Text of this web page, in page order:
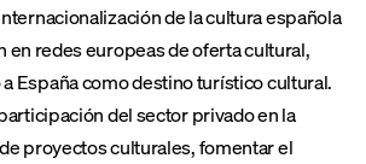
de la cultura española
en redes europeas de oferta cultural,
España como destino turístico cultural.
del sector privado en la
proyectos culturales, fomentar el